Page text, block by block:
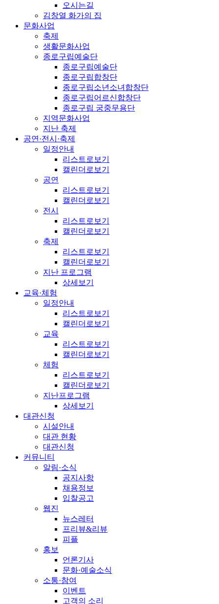
오시는길
김창열 화가의 집
문화사업
축제
생활문화사업
종로구립예술단
종로구립예술단
종로구립합창단
종로구립소년소녀합창단
종로구립어르신합창단
종로구립 궁중무용단
지역문화사업
지난 축제
공연·전시·축제
일정안내
리스트로보기
캘린더로보기
공연
리스트로보기
캘린더로보기
전시
리스트로보기
캘린더로보기
축제
리스트로보기
캘린더로보기
지난 프로그램
상세보기
교육·체험
일정안내
리스트로보기
캘린더로보기
교육
리스트로보기
캘린더로보기
체험
리스트로보기
캘린더로보기
지난프로그램
상세보기
대관신청
시설안내
대관 현황
대관신청
커뮤니티
알림·소식
공지사항
채용정보
입찰공고
웹진
뉴스레터
프리뷰&리뷰
피플
홍보
언론기사
문화·예술소식
소통·참여
이벤트
고객의 소리